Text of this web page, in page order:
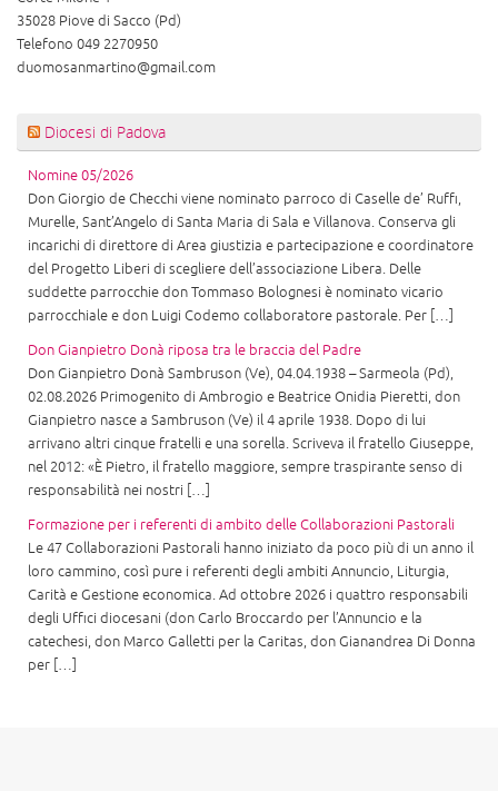
35028 Piove di Sacco (Pd)
Telefono 049 2270950
duomosanmartino@gmail.com
Diocesi di Padova
Nomine 05/2026
Don Giorgio de Checchi viene nominato parroco di Caselle de’ Ruffi,
Murelle, Sant’Angelo di Santa Maria di Sala e Villanova. Conserva gli
incarichi di direttore di Area giustizia e partecipazione e coordinatore
del Progetto Liberi di scegliere dell’associazione Libera. Delle
suddette parrocchie don Tommaso Bolognesi è nominato vicario
parrocchiale e don Luigi Codemo collaboratore pastorale. Per […]
Don Gianpietro Donà riposa tra le braccia del Padre
Don Gianpietro Donà Sambruson (Ve), 04.04.1938 – Sarmeola (Pd),
02.08.2026 Primogenito di Ambrogio e Beatrice Onidia Pieretti, don
Gianpietro nasce a Sambruson (Ve) il 4 aprile 1938. Dopo di lui
arrivano altri cinque fratelli e una sorella. Scriveva il fratello Giuseppe,
nel 2012: «È Pietro, il fratello maggiore, sempre traspirante senso di
responsabilità nei nostri […]
Formazione per i referenti di ambito delle Collaborazioni Pastorali
Le 47 Collaborazioni Pastorali hanno iniziato da poco più di un anno il
loro cammino, così pure i referenti degli ambiti Annuncio, Liturgia,
Carità e Gestione economica. Ad ottobre 2026 i quattro responsabili
degli Uffici diocesani (don Carlo Broccardo per l’Annuncio e la
catechesi, don Marco Galletti per la Caritas, don Gianandrea Di Donna
per […]